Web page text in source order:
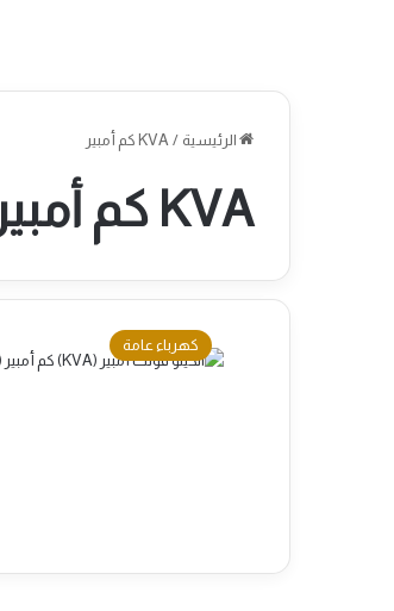
الرئيسية / KVA كم أمبير
KVA كم أمبير
كهرباء عامة